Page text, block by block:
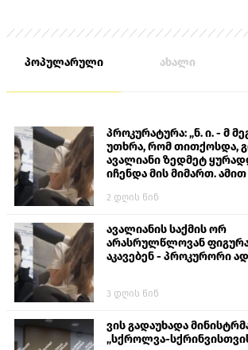
პოპულარული ახალი
პროკურატურა: „ნ. ი. - მ
უთხრა, რომ თითქოსდა,
ავალიანი ზედმეტ
იჩენდა მის მიმართ. ამით
თავს დასხმოდა გიგა
2 დღის წინ
ავალიანის საქმის ორ
არასრულწლოვან
აკავებენ - პროკურორი
3 დღის წინ
ვის გადაუხადა
„სქროლვა-